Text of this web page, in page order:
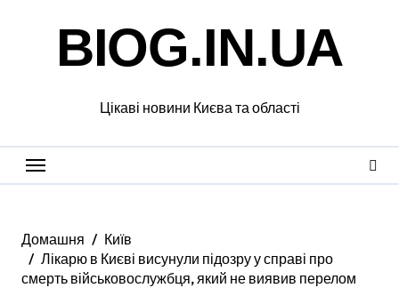
BIOG.IN.UA
Цікаві новини Києва та області
Домашня
Київ
Лікарю в Києві висунули підозру у справі про
смерть військовослужбця, який не виявив перелом